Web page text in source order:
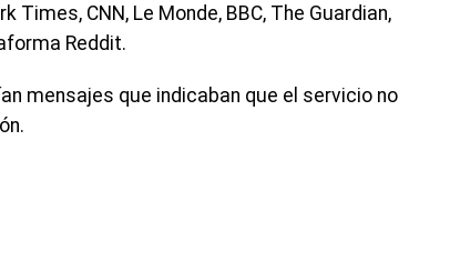
CNN, Le Monde, BBC, The Guardian,
Reddit.
mensajes que indicaban que el servicio no